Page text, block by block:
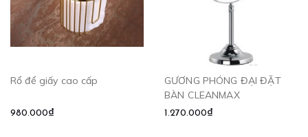
Rổ để giấy cao cấp
980.000₫
GƯƠNG PHÓNG ĐẠI ĐẶT
BÀN CLEANMAX
1.270.000₫